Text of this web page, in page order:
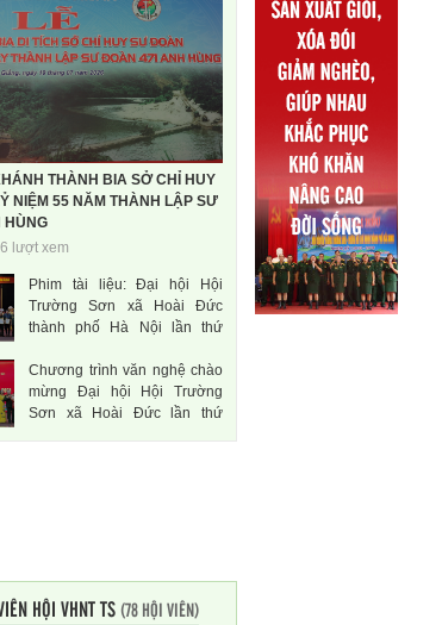
THÀNH BIA SỞ CHỈ HUY
NIỆM 55 NĂM THÀNH LẬP SƯ
HÙNG
lượt xem
Phim tài liệu: Đại hội Hội
Trường Sơn xã Hoài Đức
thành phố Hà Nội lần thứ
Chương trình văn nghệ chào
mừng Đại hội Hội Trường
Sơn xã Hoài Đức lần thứ
HỘI VHNT TS(78 HỘI VIÊN)